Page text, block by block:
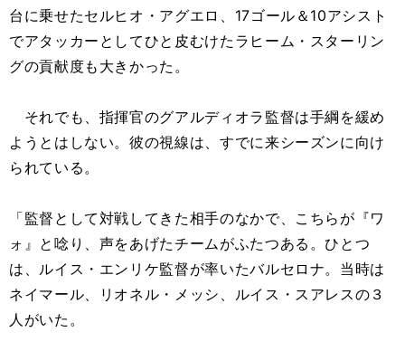
台に乗せたセルヒオ・アグエロ、17ゴール＆10アシスト
でアタッカーとしてひと皮むけたラヒーム・スターリン
グの貢献度も大きかった。
それでも、指揮官のグアルディオラ監督は手綱を緩め
ようとはしない。彼の視線は、すでに来シーズンに向け
られている。
「監督として対戦してきた相手のなかで、こちらが『ワ
ォ』と唸り、声をあげたチームがふたつある。ひとつ
は、ルイス・エンリケ監督が率いたバルセロナ。当時は
ネイマール、リオネル・メッシ、ルイス・スアレスの３
人がいた。